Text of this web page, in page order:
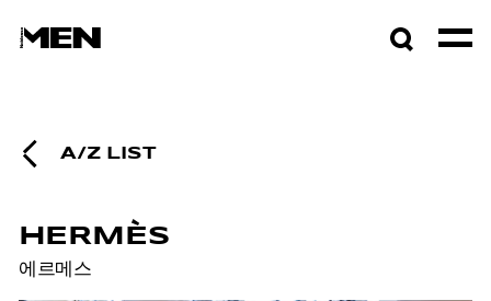
A/Z LIST
HERMÈS
에르메스